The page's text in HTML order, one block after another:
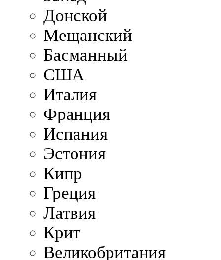
Донской
Мещанский
Басманный
США
Италия
Франция
Испания
Эстония
Кипр
Греция
Латвия
Крит
Великобритания